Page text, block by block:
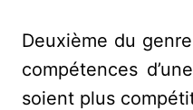
Deuxième du
compétences
soient plus